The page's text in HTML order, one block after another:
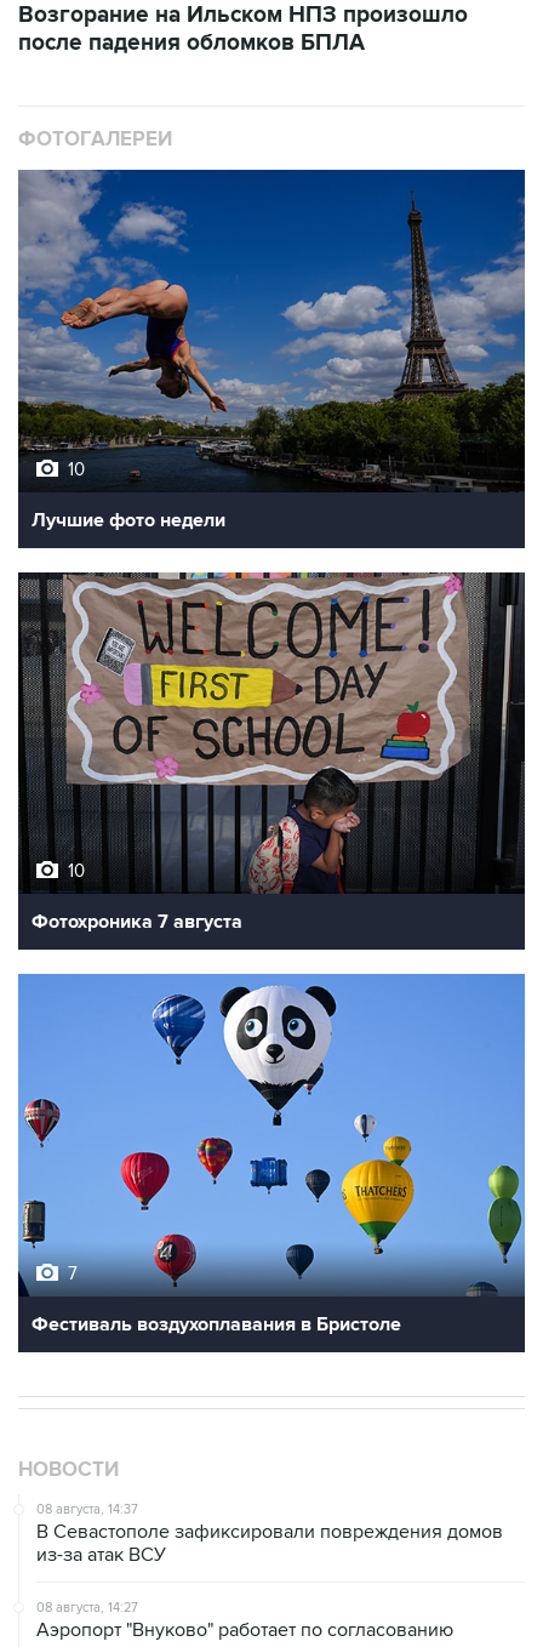
Возгорание на Ильском НПЗ произошло
после падения обломков БПЛА
ФОТОГАЛЕРЕИ
10
Лучшие фото недели
10
Фотохроника 7 августа
7
Фестиваль воздухоплавания в Бристоле
НОВОСТИ
08 августа, 14:37
В Севастополе зафиксировали повреждения домов
из-за атак ВСУ
08 августа, 14:27
Аэропорт "Внуково" работает по согласованию